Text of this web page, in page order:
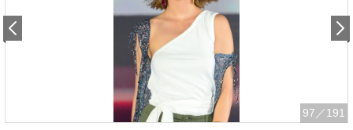
97 ／191